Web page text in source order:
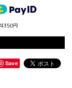
Save